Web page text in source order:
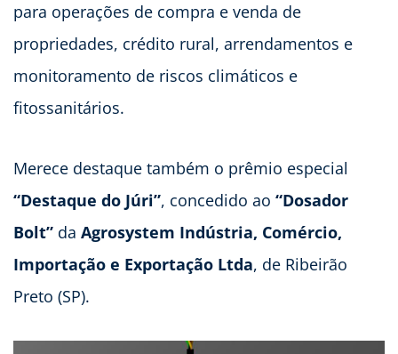
para operações de compra e venda de
propriedades, crédito rural, arrendamentos e
monitoramento de riscos climáticos e
fitossanitários.
Merece destaque também o prêmio especial
“Destaque do Júri”, concedido ao “Dosador
Bolt” da Agrosystem Indústria, Comércio,
Importação e Exportação Ltda, de Ribeirão
Preto (SP).